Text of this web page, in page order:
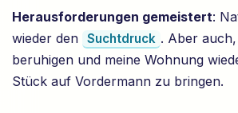
Herausforderungen gemeistert:
wieder den Suchtdruck . Aber
beruhigen und meine Wohnung
Stück auf Vordermann zu bringen.